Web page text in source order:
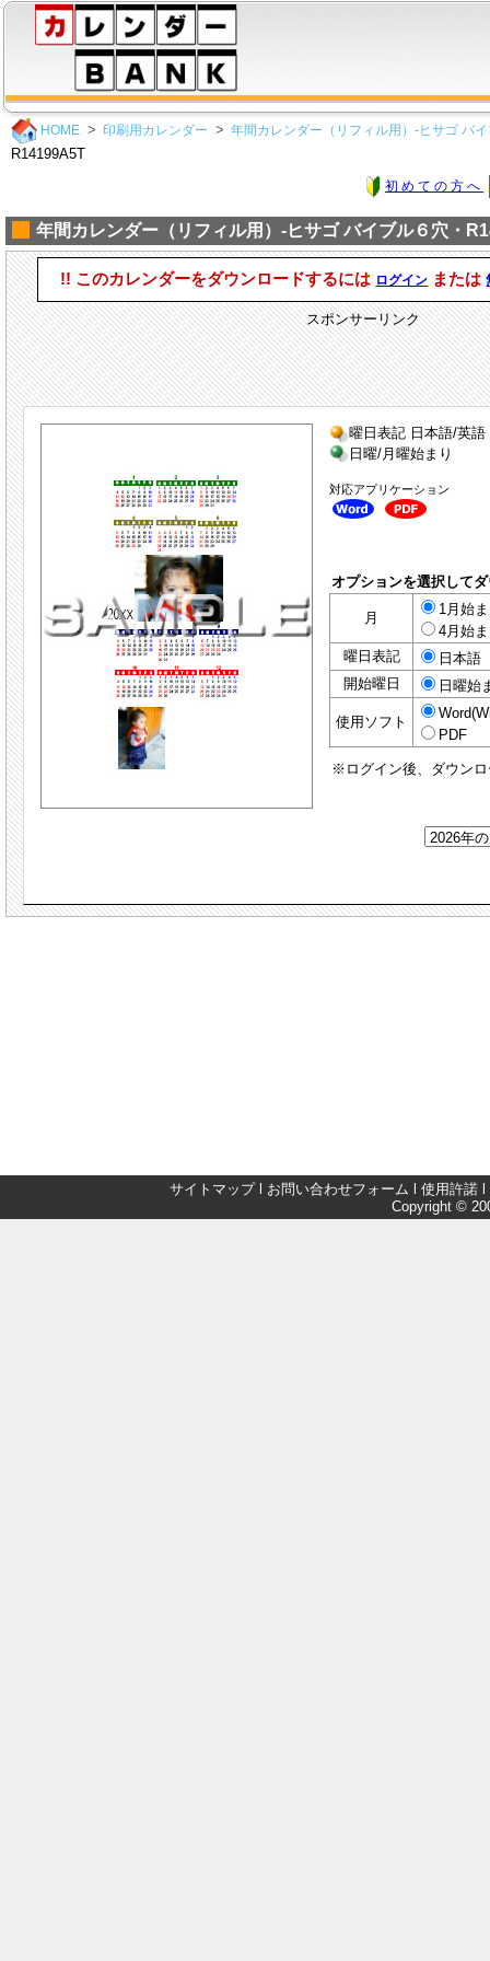
HOME 印刷用カレンダー 年間カレンダー（リフィル用）-ヒサゴ バ
R14199A5T
初めての方へ
年間カレンダー（リフィル用）-ヒサゴ バイブル６穴・
!! このカレンダーをダウンロードするには ログイン または
スポンサーリンク
曜日表記 日本語/英語
日曜/月曜始まり
対応アプリケーション
オプションを選択して
月
1月始
4月始
曜日表記
日本語
開始曜日
日曜始
使用ソフト
PDF
※ログイン後、ダウン
サイトマップl お問い合わせフォーム 使用許諾
Copyright ©